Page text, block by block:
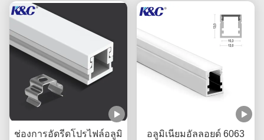
ช่องการอัดรีดโปรไฟล์อลูมิ
อลูมิเนียมอัลลอยด์ 6063